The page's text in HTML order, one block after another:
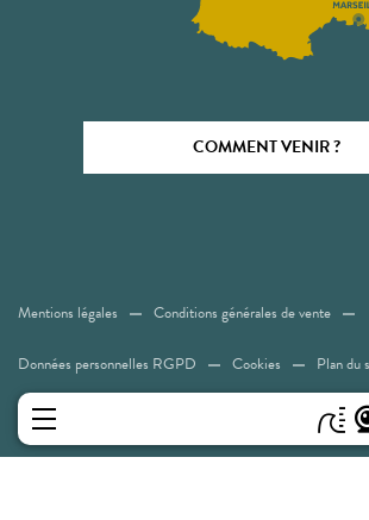
COMMENT VENIR ?
Mentions légales Conditions générales de vente
Données personnelles RGPD Cookies Plan du
Accessibilité: Non conforme